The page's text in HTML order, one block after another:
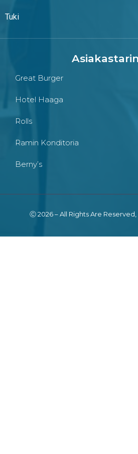
Tuki
Great Burger
Hotel Haaga
Rolls
Ramin Konditoria
Berny’s
Ⓒ 2026 – All Rights Are